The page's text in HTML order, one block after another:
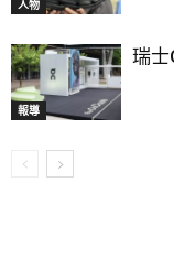
人物
報導
瑞士